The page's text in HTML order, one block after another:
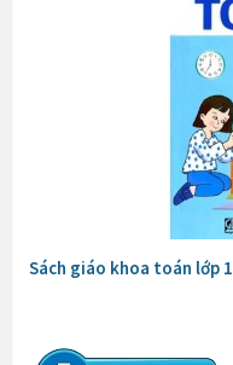
Sách giáo khoa toán lớp 1